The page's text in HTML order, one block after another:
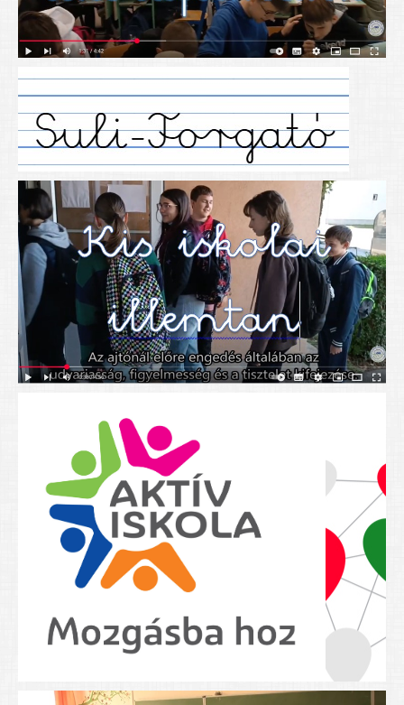
Tanulmányi versenyek
Alapítványunk
Nyitva tartás
SZÜLŐKNEK
Google Tanterem, Classroom - útmutató diákoknak
Tanév rendje
Étkezés befizetése
Étlap
eKréta
Diákigazolvány igénylése
Mindennapos testnevelés
Tartós tankönyvek
Nyolcadikosainknak
Kréta szülői segédlet
Felsős taneszközlista
BEISKOLÁZÁS 2026